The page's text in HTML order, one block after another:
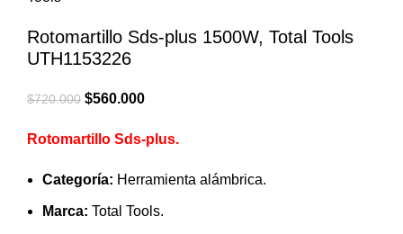
Rotomartillo Sds-plus 1500W, Total Tools
UTH1153226
$720.000 El
original
$720.000.
$560.000El
actual
$560.000.
Rotomartillo Sds-plus.
Categoría: Herramienta alámbrica.
Marca: Total Tools.